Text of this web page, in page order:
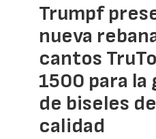
Trumpf
nueva
cantos
1500 para
de biseles
calidad